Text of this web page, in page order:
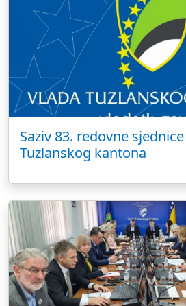
Saziv 83. redovne
Tuzlanskog kantona